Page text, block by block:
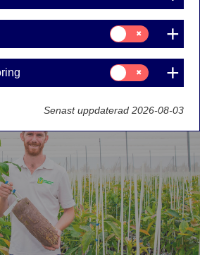
Skandinavien
Hållbarhet
Samtycke
för:
Statistik
Samtycke
för:
Marknadsföring
Senast uppdaterad 2026-08-03